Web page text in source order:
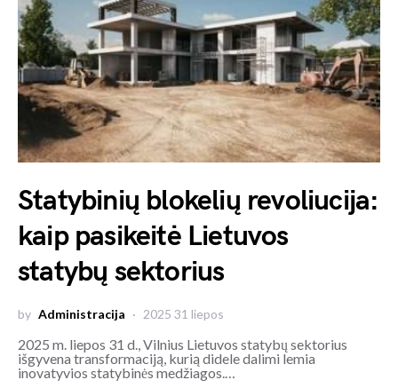
Statybinių blokelių revoliucija:
kaip pasikeitė Lietuvos
statybų sektorius
by Administracija 2025 31 liepos
2025 m. liepos 31 d., Vilnius Lietuvos statybų sektorius
išgyvena transformaciją, kurią didele dalimi lemia
inovatyvios statybinės medžiagos.…